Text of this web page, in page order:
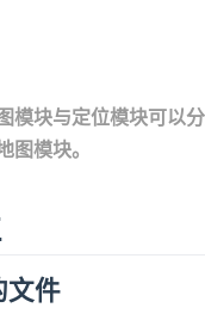
模块与定位模块可以
图模块。
文件